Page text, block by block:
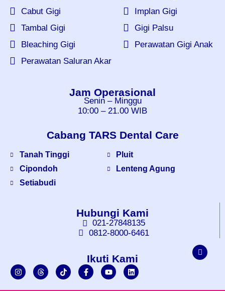
Cabut Gigi
Tambal Gigi
Bleaching Gigi
Perawatan Saluran Akar
Implan Gigi
Gigi Palsu
Perawatan Gigi Anak
Jam Operasional
Senin – Minggu
10:00 – 21.00 WIB
Cabang TARS Dental Care
Tanah Tinggi
Cipondoh
Setiabudi
Pluit
Lenteng Agung
Hubungi Kami
021-27848135
0812-8000-6461
Ikuti Kami